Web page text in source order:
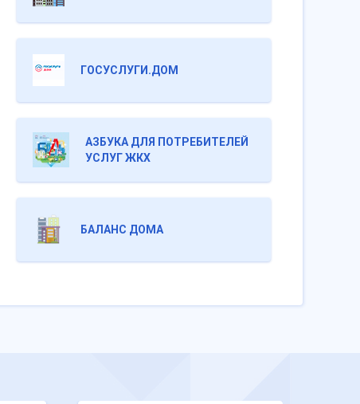
ГОСУСЛУГИ.ДОМ
АЗБУКА ДЛЯ ПОТРЕБИТЕЛЕЙ
УСЛУГ ЖКХ
БАЛАНС ДОМА